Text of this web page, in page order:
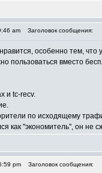
am Заголовок сообщения:
особенно тем, что
пользоваться вместо
и tc-recv.
по исходящему
как "экономитель", он не
pm Заголовок сообщения: